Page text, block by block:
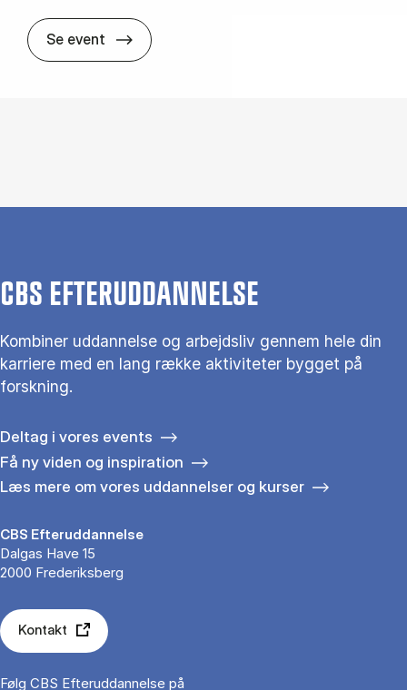
Se event MBD og MPG skri­vecafé
CBS EFTERUDDANNELSE
Kombiner uddannelse og arbejdsliv gennem hele din
karriere med en lang række aktiviteter bygget på
forskning.
Deltag i vores events
Få ny viden og inspiration
Læs mere om vores uddannelser og kurser
CBS Efteruddannelse
Dalgas Have 15
2000 Frederiksberg
Kontakt
Følg CBS Efteruddannelse på